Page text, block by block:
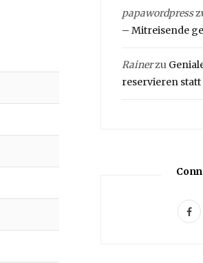
papawordpress
– Mitreisende
Rainerzu
reservieren
F